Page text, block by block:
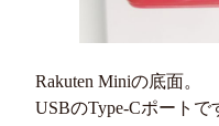
Rakuten Miniの底面。
USBのType-Cポートで